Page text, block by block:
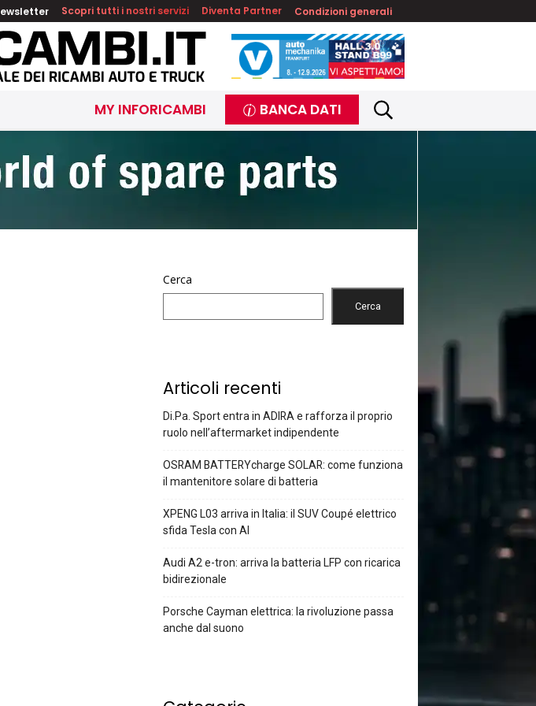
Scopri tutti i nostri servizi Diventa Partner Condizioni generali
MY INFORICAMBI BANCA DATI
Cerca
Cerca
Articoli recenti
Di.Pa. Sport entra in ADIRA e rafforza il proprio
ruolo nell’aftermarket indipendente
OSRAM BATTERYcharge SOLAR: come funziona
il mantenitore solare di batteria
XPENG L03 arriva in Italia: il SUV Coupé elettrico
sfida Tesla con AI
Audi A2 e-tron: arriva la batteria LFP con ricarica
bidirezionale
Porsche Cayman elettrica: la rivoluzione passa
anche dal suono